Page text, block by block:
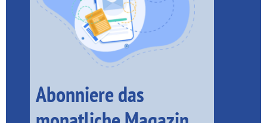
Abonniere das